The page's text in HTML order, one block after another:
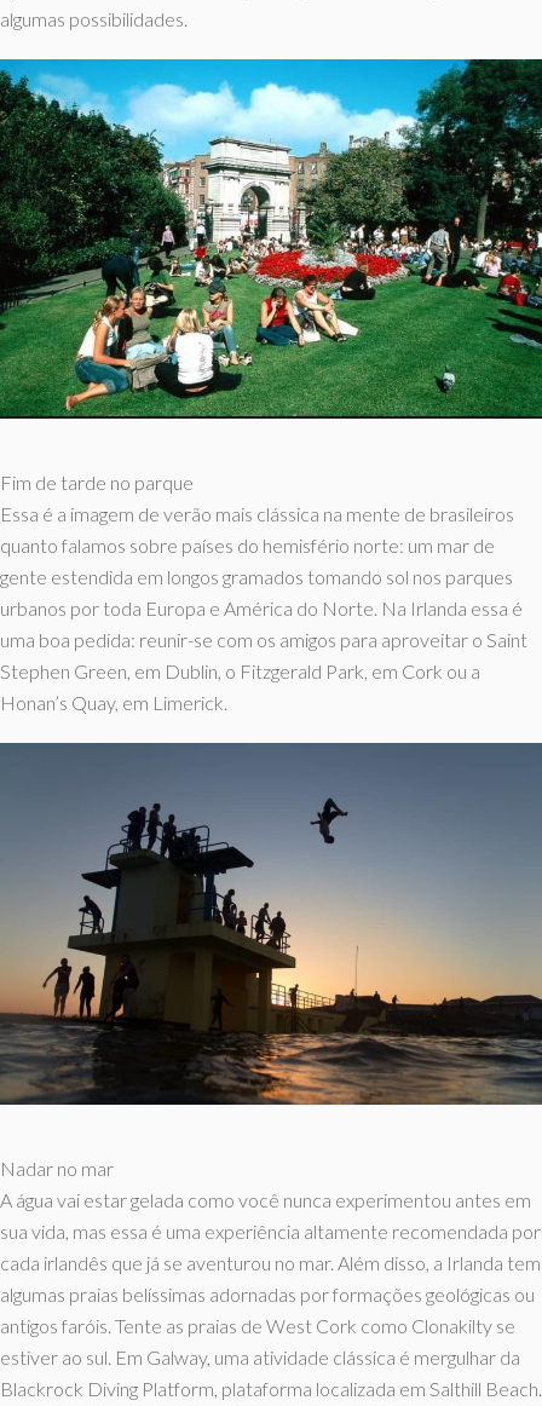
algumas possibilidades.
Fim de tarde no parque
Essa é a imagem de verão mais clássica na mente de brasileiros
quanto falamos sobre países do hemisfério norte: um mar de
gente estendida em longos gramados tomando sol nos parques
urbanos por toda Europa e América do Norte. Na Irlanda essa é
uma boa pedida: reunir-se com os amigos para aproveitar o Saint
Stephen Green, em Dublin, o Fitzgerald Park, em Cork ou a
Honan’s Quay, em Limerick.
Nadar no mar
A água vai estar gelada como você nunca experimentou antes em
sua vida, mas essa é uma experiência altamente recomendada por
cada irlandês que já se aventurou no mar. Além disso, a Irlanda tem
algumas praias belíssimas adornadas por formações geológicas ou
antigos faróis. Tente as praias de West Cork como Clonakilty se
estiver ao sul. Em Galway, uma atividade clássica é mergulhar da
Blackrock Diving Platform, plataforma localizada em Salthill Beach.